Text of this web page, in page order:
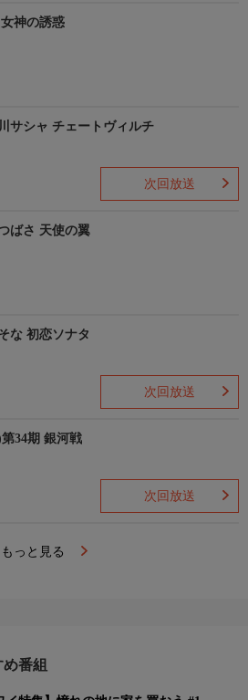
神の誘惑
サシャ チェートヴィルチ
次回放送
ばさ 天使の翼
な 初恋ソナタ
次回放送
34期 銀河戦
次回放送
もっと見る
番組